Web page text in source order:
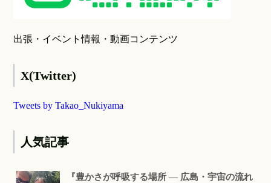
出張・イベント情報・動画コンテンツ
X(Twitter)
Tweets by Takao_Nukiyama
人気記事
『豊かさが呼吸する場所 ― 広島・宇宙の流れ